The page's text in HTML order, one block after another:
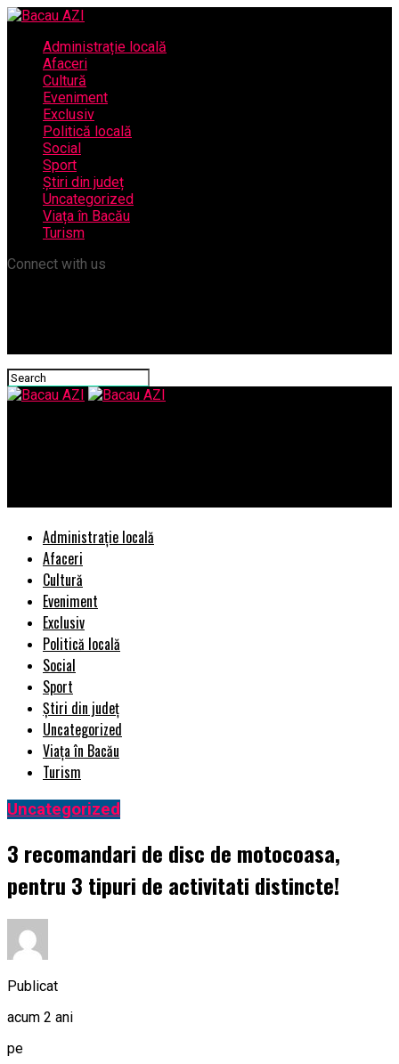
Administrație locală
Afaceri
Cultură
Eveniment
Exclusiv
Politică locală
Social
Sport
Știri din județ
Uncategorized
Viața în Bacău
Turism
Connect with us
Administrație locală
Afaceri
Cultură
Eveniment
Exclusiv
Politică locală
Social
Sport
Știri din județ
Uncategorized
Viața în Bacău
Turism
Uncategorized
3 recomandari de disc de motocoasa,
pentru 3 tipuri de activitati distincte!
Publicat
acum 2 ani
pe